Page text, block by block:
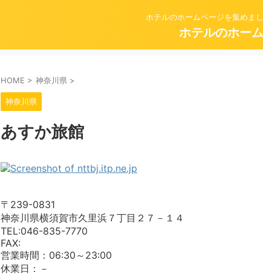
ホテルのホームページを集めま
ホテルのホー
HOME > 神奈川県 >
神奈川県
あすか旅館
〒239-0831
神奈川県横須賀市久里浜７丁目２７－１４
TEL:046-835-7770
FAX:
営業時間：06:30～23:00
休業日：－